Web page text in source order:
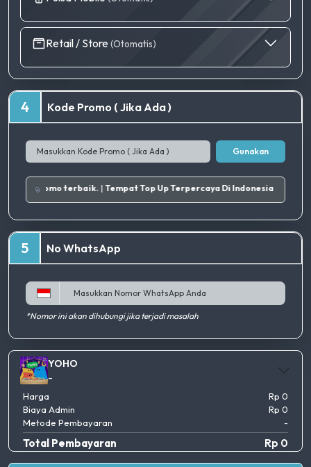
Retail / Store (Otomatis)
4 Kode Promo ( Jika Ada )
Gunakan
kode promo terbaik. | Tempat Top Up Terpercaya Di Indonesia
5 No WhatsApp
*Nomor ini akan dihubungi jika terjadi masalah
YOHO
-
Harga
Rp 0
Biaya Admin
Rp 0
Metode Pembayaran
-
Total Pembayaran Rp 0